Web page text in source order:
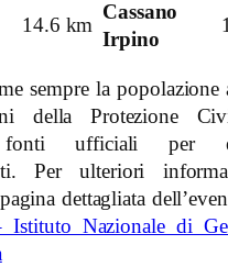
14.6 km
Cassano
Irpino
sempre la popolazione
della Protezione
fonti ufficiali per
Per ulteriori
dettagliata
Nazionale di